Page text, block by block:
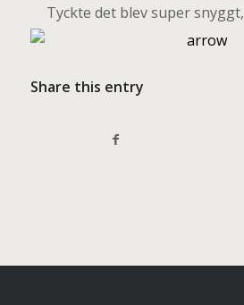
Tyckte det blev super snyggt,
Share this entry